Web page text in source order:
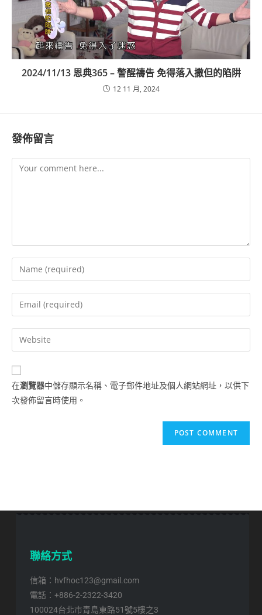
2024/11/13 恩典365 – 警醒禱告 免得落入撒但的陷阱
12 11 月, 2024
發佈留言
在瀏覽器中儲存顯示名稱、電子郵件地址及個人網站網址，以供下
次發佈留言時使用。
聯絡方式
信箱：hvfhoc123@gmail.com
電話：+886-2-2322-3420
100024台北市青島東路51號5樓之3